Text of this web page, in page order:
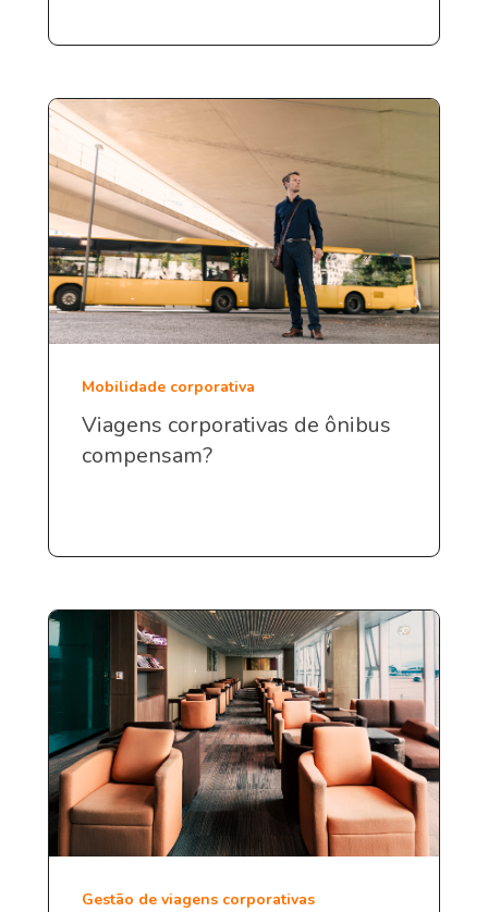
Mobilidade corporativa
Viagens corporativas de ônibus
compensam?
Gestão de viagens corporativas